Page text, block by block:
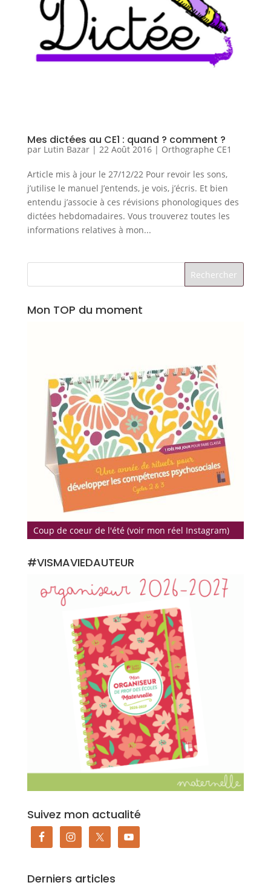
Mes dictées au CE1 : quand ? comment ?
par Lutin Bazar| 22 Août 2016| Orthographe CE1
Article mis à jour le 27/12/22 Pour revoir les sons,
j’utilise le manuel J’entends, je vois, j’écris. Et bien
entendu j’associe à ces révisions phonologiques des
dictées hebdomadaires. Vous trouverez toutes les
informations relatives à mon...
Mon TOP du moment
Coup de coeur de l'été (voir mon réel Instagram)
#VISMAVIEDAUTEUR
Suivez mon actualité
Derniers articles